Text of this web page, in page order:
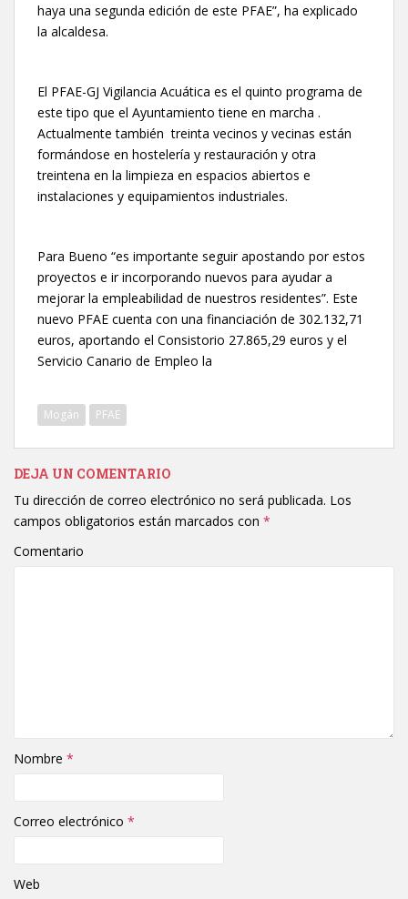
haya una segunda edición de este PFAE”, ha explicado
la alcaldesa.
El PFAE-GJ Vigilancia Acuática es el quinto programa de
este tipo que el Ayuntamiento tiene en marcha .
Actualmente también treinta vecinos y vecinas están
formándose en hostelería y restauración y otra
treintena en la limpieza en espacios abiertos e
instalaciones y equipamientos industriales.
Para Bueno “es importante seguir apostando por estos
proyectos e ir incorporando nuevos para ayudar a
mejorar la empleabilidad de nuestros residentes”. Este
nuevo PFAE cuenta con una financiación de 302.132,71
euros, aportando el Consistorio 27.865,29 euros y el
Servicio Canario de Empleo la
Mogán PFAE
DEJA UN COMENTARIO
Tu dirección de correo electrónico no será publicada. Los
campos obligatorios están marcados con *
Comentario
Nombre *
Correo electrónico *
Web